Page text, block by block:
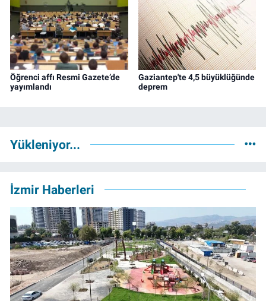
Öğrenci affı Resmi Gazete’de
yayımlandı
Gaziantep'te 4,5 büyüklüğünde
deprem
Yükleniyor...
İzmir Haberleri